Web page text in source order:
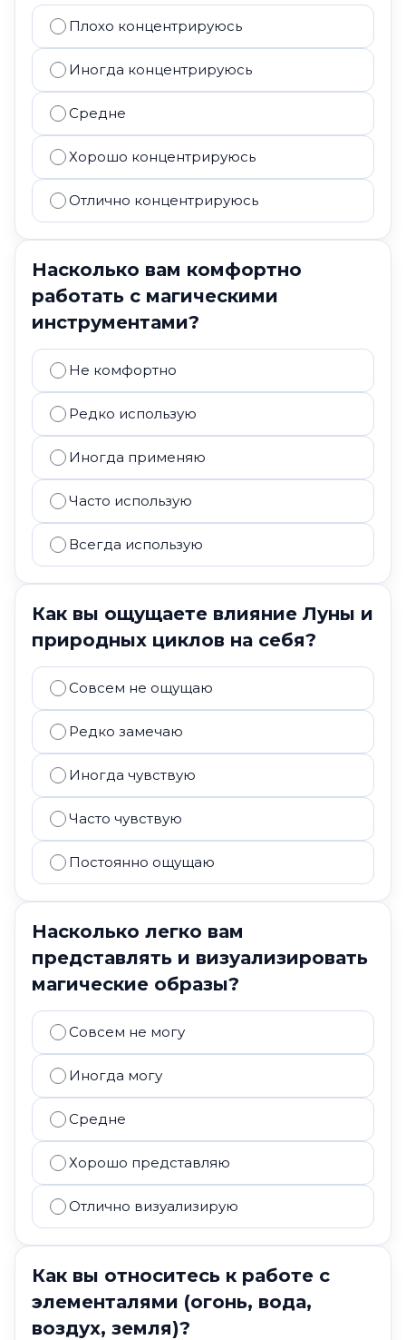
Плохо концентрируюсь
Иногда концентрируюсь
Средне
Хорошо концентрируюсь
Отлично концентрируюсь
Насколько вам комфортно
работать с магическими
инструментами?
Не комфортно
Редко использую
Иногда применяю
Часто использую
Всегда использую
Как вы ощущаете влияние Луны и
природных циклов на себя?
Совсем не ощущаю
Редко замечаю
Иногда чувствую
Часто чувствую
Постоянно ощущаю
Насколько легко вам
представлять и визуализировать
магические образы?
Совсем не могу
Иногда могу
Средне
Хорошо представляю
Отлично визуализирую
Как вы относитесь к работе с
элементалями (огонь, вода,
воздух, земля)?